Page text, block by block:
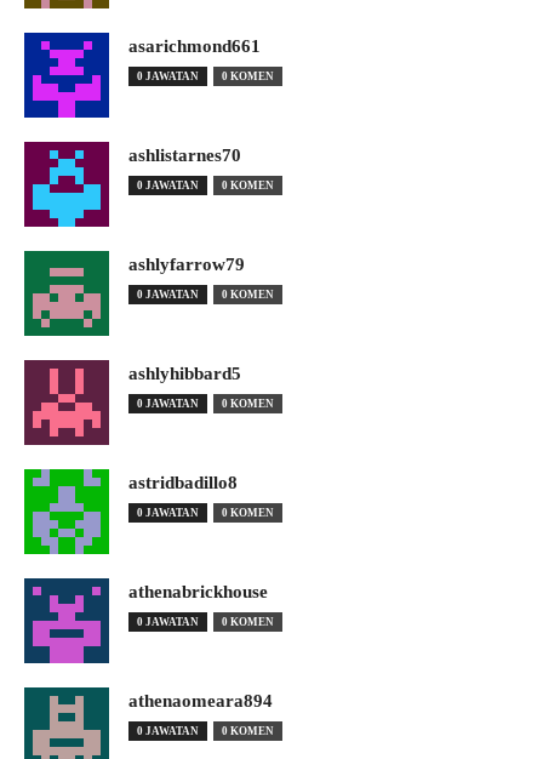
asarichmond661
0 JAWATAN 0 KOMEN
ashlistarnes70
0 JAWATAN 0 KOMEN
ashlyfarrow79
0 JAWATAN 0 KOMEN
ashlyhibbard5
0 JAWATAN 0 KOMEN
astridbadillo8
0 JAWATAN 0 KOMEN
athenabrickhouse
0 JAWATAN 0 KOMEN
athenaomeara894
0 JAWATAN 0 KOMEN